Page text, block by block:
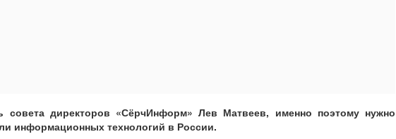
совета директоров «СёрчИнформ» Лев Матвеев, именно поэтому нужно
информационных технологий в России.